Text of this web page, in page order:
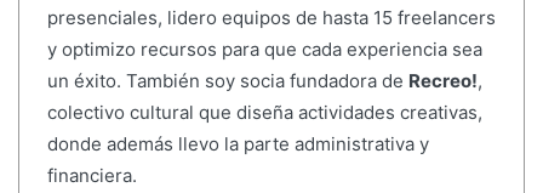
presenciales, lidero equipos de hasta 15 freelancers
y optimizo recursos para que cada experiencia sea
un éxito. También soy socia fundadora de Recreo!,
colectivo cultural que diseña actividades creativas,
donde además llevo la parte administrativa y
financiera.